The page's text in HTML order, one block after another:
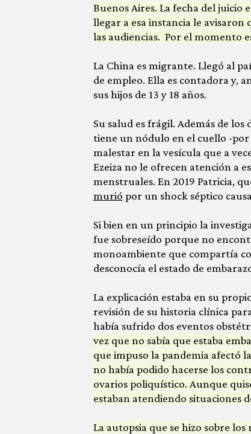
Buenos Aires. La fecha del juicio
llegar a esa instancia le
las audiencias. Por el momento
La China es migrante. Llegó al
de empleo. Ella es contadora y,
sus hijos de 13 y 18 años.
Su salud es frágil. Además de
tiene un nódulo en el cuello -
malestar en la vesícula que a
Ezeiza no le ofrecen atención a
menstruales. En 2019 Patricia,
murió por un shock séptico
Si bien en un principio la
fue sobreseído porque no
monoambiente que compartía
desconocía el estado de
La explicación estaba en su
revisión de su historia clínica
había sufrido dos eventos
vez que no sabía que estaba
que impuso la pandemia afectó
no había podido hacerse los
ovarios poliquístico. Aunque
estaban atendiendo situaciones
La autopsia que se hizo sobre